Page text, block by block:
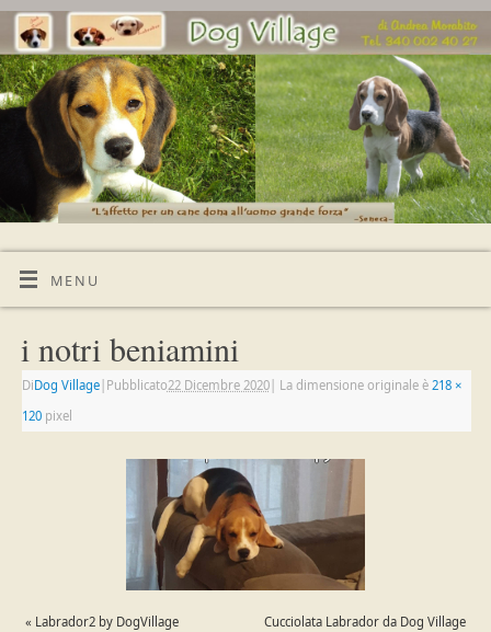
MENU
i notri beniamini
DiDog Village| Pubblicato22 Dicembre 2020| La dimensione originale è 218 ×
120pixel
« Labrador2 by DogVillage
Cucciolata Labrador da Dog Village